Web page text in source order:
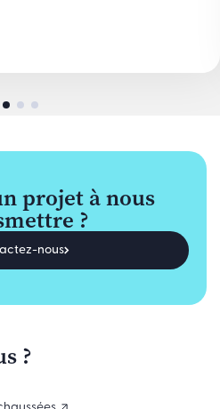
projet à nous
?
nous
?